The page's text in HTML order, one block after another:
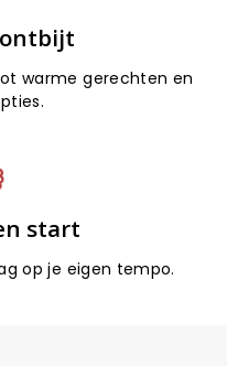
warme gerechten en
start
op je eigen tempo.